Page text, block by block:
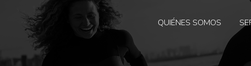
QUIÉNES SOMOS